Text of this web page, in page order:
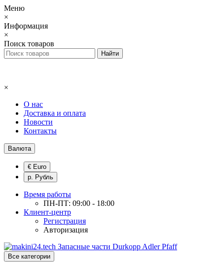
Меню
×
Информация
×
Поиск товаров
×
О нас
Доставка и оплата
Новости
Контакты
Валюта
€ Euro
р. Рубль
Время работы
ПН-ПТ: 09:00 - 18:00
Клиент-центр
Регистрация
Авторизация
Все категории